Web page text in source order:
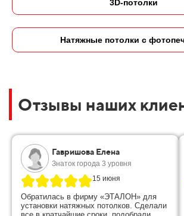
3D-потолки
Натяжные потолки с
Отзывы наших
Гавришова Елена
Знаток города 3 уровня
15 июня
Обратилась в фирму «ЭТАЛОН» для
установки натяжных потолков. Сделали
все в кратчайшие сроки, подобрали